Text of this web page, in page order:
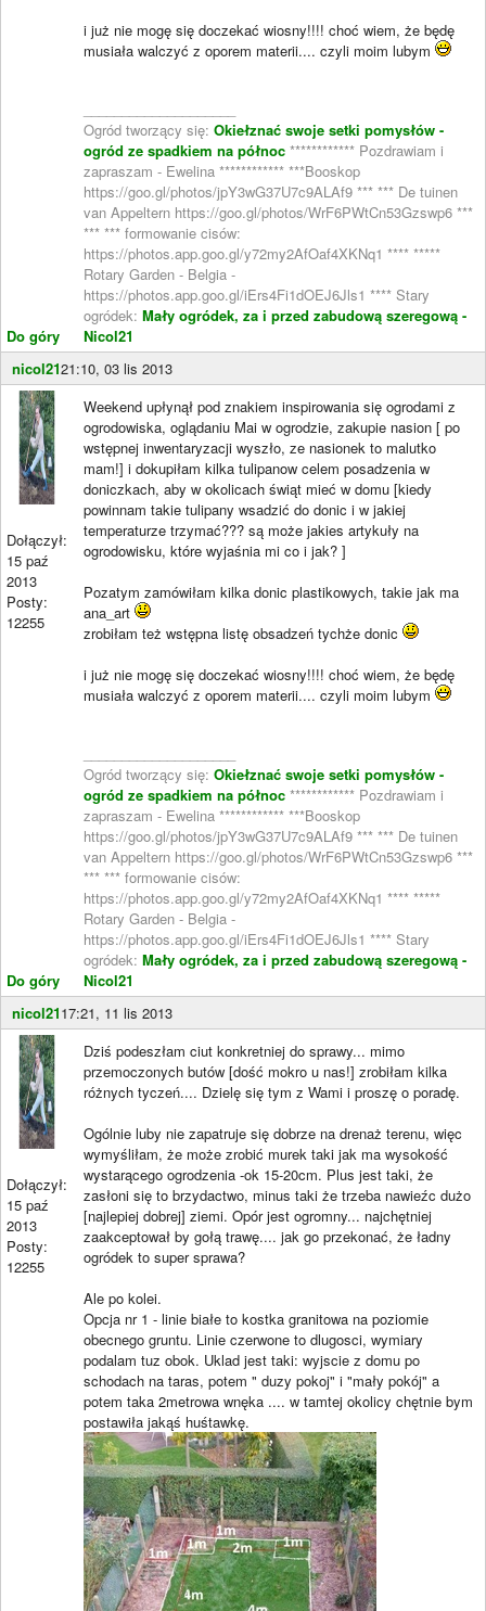
Do góry
i już nie mogę się doczekać wiosny!!!! choć wiem, że będę
musiała walczyć z oporem materii.... czyli moim lubym
Ogród tworzący się: Okiełznać swoje setki pomysłów -
ogród ze spadkiem na północ ************ Pozdrawiam i
zapraszam - Ewelina ************ ***Booskop
https://goo.gl/photos/jpY3wG37U7c9ALAf9 *** *** De tuinen
van Appeltern https://goo.gl/photos/WrF6PWtCn53Gzswp6 ***
*** *** formowanie cisów:
https://photos.app.goo.gl/y72my2AfOaf4XKNq1 **** *****
Rotary Garden - Belgia -
https://photos.app.goo.gl/iErs4Fi1dOEJ6Jls1 **** Stary
ogródek: Mały ogródek, za i przed zabudową szeregową -
Nicol21
nicol2121:10, 03 lis 2013
Dołączył:
15 paź
2013
Posty:
12255
Do góry
Weekend upłynął pod znakiem inspirowania się ogrodami z
ogrodowiska, oglądaniu Mai w ogrodzie, zakupie nasion [ po
wstępnej inwentaryzacji wyszło, ze nasionek to malutko
mam!] i dokupiłam kilka tulipanow celem posadzenia w
doniczkach, aby w okolicach świąt mieć w domu [kiedy
powinnam takie tulipany wsadzić do donic i w jakiej
temperaturze trzymać??? są może jakies artykuły na
ogrodowisku, które wyjaśnia mi co i jak? ]
Pozatym zamówiłam kilka donic plastikowych, takie jak ma
ana_art
zrobiłam też wstępna listę obsadzeń tychże donic
i już nie mogę się doczekać wiosny!!!! choć wiem, że będę
musiała walczyć z oporem materii.... czyli moim lubym
Ogród tworzący się: Okiełznać swoje setki pomysłów -
ogród ze spadkiem na północ ************ Pozdrawiam i
zapraszam - Ewelina ************ ***Booskop
https://goo.gl/photos/jpY3wG37U7c9ALAf9 *** *** De tuinen
van Appeltern https://goo.gl/photos/WrF6PWtCn53Gzswp6 ***
*** *** formowanie cisów:
https://photos.app.goo.gl/y72my2AfOaf4XKNq1 **** *****
Rotary Garden - Belgia -
https://photos.app.goo.gl/iErs4Fi1dOEJ6Jls1 **** Stary
ogródek: Mały ogródek, za i przed zabudową szeregową -
Nicol21
nicol2117:21, 11 lis 2013
Dołączył:
15 paź
2013
Posty:
12255
Dziś podeszłam ciut konkretniej do sprawy... mimo
przemoczonych butów [dość mokro u nas!] zrobiłam kilka
różnych tyczeń.... Dzielę się tym z Wami i proszę o poradę.
Ogólnie luby nie zapatruje się dobrze na drenaż terenu, więc
wymyśliłam, że może zrobić murek taki jak ma wysokość
wystarącego ogrodzenia -ok 15-20cm. Plus jest taki, że
zasłoni się to brzydactwo, minus taki że trzeba nawieźc dużo
[najlepiej dobrej] ziemi. Opór jest ogromny... najchętniej
zaakceptował by gołą trawę.... jak go przekonać, że ładny
ogródek to super sprawa?
Ale po kolei.
Opcja nr 1 - linie białe to kostka granitowa na poziomie
obecnego gruntu. Linie czerwone to dlugosci, wymiary
podalam tuz obok. Uklad jest taki: wyjscie z domu po
schodach na taras, potem " duzy pokoj" i "mały pokój" a
potem taka 2metrowa wnęka .... w tamtej okolicy chętnie bym
postawiła jakąś huśtawkę.